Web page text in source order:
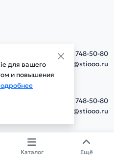
для вашего
и повышения
+7(495) 748-50-80
info@stiooo.ru
+7(495) 748-50-80
info@stiooo.ru
Каталог Ещё